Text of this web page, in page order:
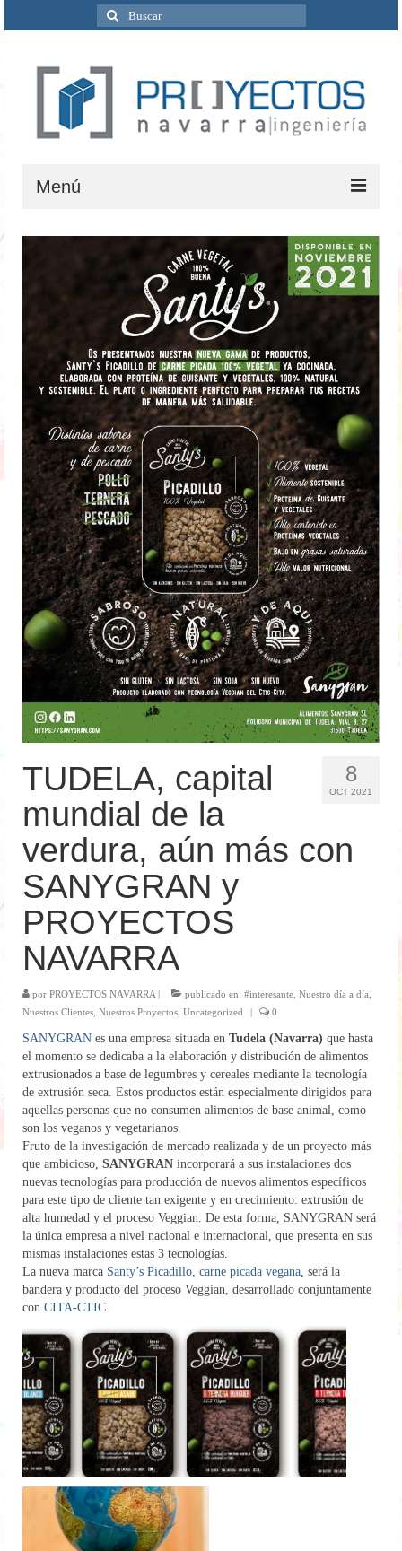
Buscar
por:
Menú
Inicio
Quiénes Somos
Ingeniería
Ciclo del agua
Medio Ambiente
I+D+i
Energía
Internacionalización
Clientes
Contacto
Noticias
8
OCT 2021
TUDELA, capital
mundial de la
verdura, aún más con
SANYGRAN y
PROYECTOS
NAVARRA
por PROYECTOS NAVARRA publicado en: #interesante Nuestro día a día
Nuestros Clientes Nuestros Proyectos Uncategorized 0
SANYGRAN es una empresa situada en Tudela (Navarra) que hasta
el momento se dedicaba a la elaboración y distribución de alimentos
extrusionados a base de legumbres y cereales mediante la tecnología
de extrusión seca. Estos productos están especialmente dirigidos para
aquellas personas que no consumen alimentos de base animal, como
son los veganos y vegetarianos.
Fruto de la investigación de mercado realizada y de un proyecto más
que ambicioso, SANYGRAN incorporará a sus instalaciones dos
nuevas tecnologías para producción de nuevos alimentos específicos
para este tipo de cliente tan exigente y en crecimiento: extrusión de
alta humedad y el proceso Veggian. De esta forma, SANYGRAN será
la única empresa a nivel nacional e internacional, que presenta en sus
mismas instalaciones estas 3 tecnologías.
La nueva marca Santy’s Picadillo, carne picada vegana, será la
bandera y producto del proceso Veggian, desarrollado conjuntamente
con CITA-CTIC.